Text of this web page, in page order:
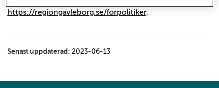
https://regiongavleborg.se/forpolitiker.
Senast uppdaterad: 2023-06-13